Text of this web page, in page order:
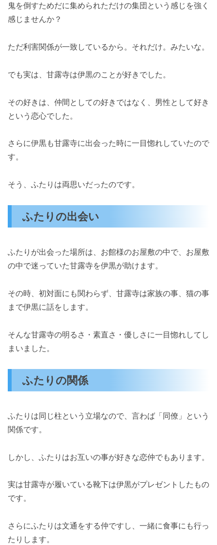
鬼を倒すためだに集められただけの集団という感じを強く
感じませんか？
ただ利害関係が一致しているから。それだけ。みたいな。
でも実は、甘露寺は伊黒のことが好きでした。
その好きは、仲間としての好きではなく、男性として好き
という恋心でした。
さらに伊黒も甘露寺に出会った時に一目惚れしていたので
す。
そう、ふたりは両思いだったのです。
ふたりの出会い
ふたりが出会った場所は、お館様のお屋敷の中で、お屋敷
の中で迷っていた甘露寺を伊黒が助けます。
その時、初対面にも関わらず、甘露寺は家族の事、猫の事
まで伊黒に話をします。
そんな甘露寺の明るさ・素直さ・優しさに一目惚れしてし
まいました。
ふたりの関係
ふたりは同じ柱という立場なので、言わば「同僚」という
関係です。
しかし、ふたりはお互いの事が好きな恋仲でもあります。
実は甘露寺が履いている靴下は伊黒がプレゼントしたもの
です。
さらにふたりは文通をする仲ですし、一緒に食事にも行っ
たりします。